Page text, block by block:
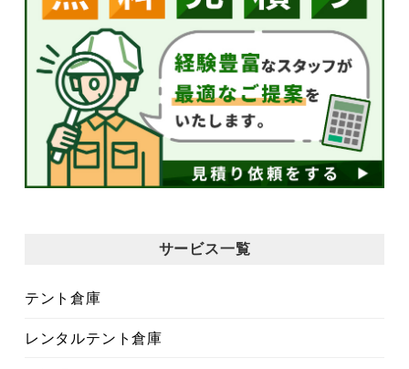
サービス一覧
テント倉庫
レンタルテント倉庫